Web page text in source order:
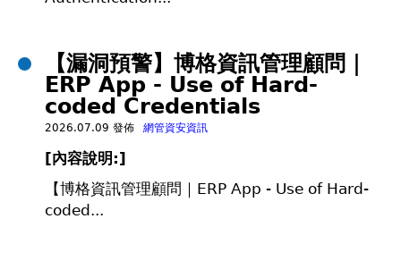
【漏洞預警】博格資訊管理顧問｜
ERP App - Use of Hard-
coded Credentials
2026.07.09 發佈 網管資安資訊
[內容說明:]
【博格資訊管理顧問｜ERP App - Use of Hard-
coded...